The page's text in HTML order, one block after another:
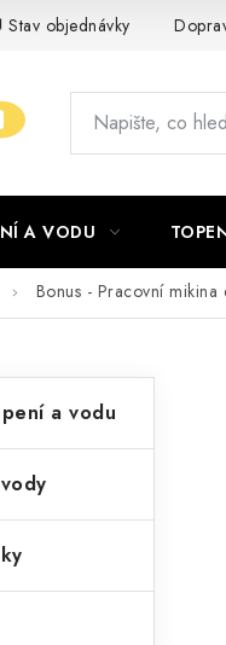
Stav objednávky
A VODU
Bonus - Pracovní mikina
a vodu